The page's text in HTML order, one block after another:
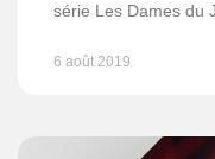
série Les Dames du
6 août 2019